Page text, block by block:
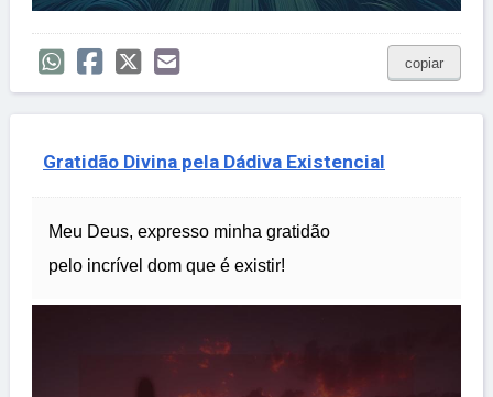
copiar
Gratidão Divina pela Dádiva Existencial
Meu Deus, expresso minha gratidão
pelo incrível dom que é existir!